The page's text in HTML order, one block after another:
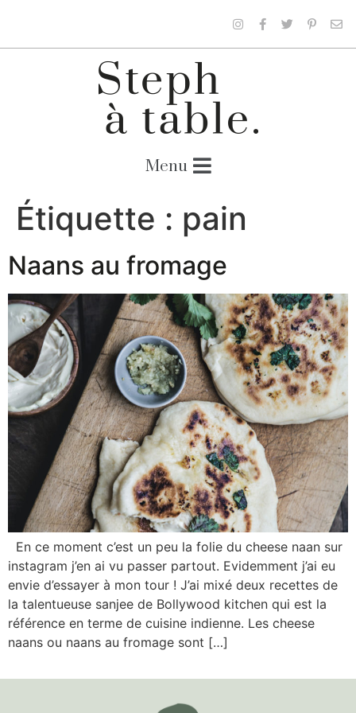
Étiquette : pain
Naans au fromage
En ce moment c’est un peu la folie du cheese naan sur
instagram j’en ai vu passer partout. Evidemment j’ai eu
envie d’essayer à mon tour ! J’ai mixé deux recettes de
la talentueuse sanjee de Bollywood kitchen qui est la
référence en terme de cuisine indienne. Les cheese
naans ou naans au fromage sont […]